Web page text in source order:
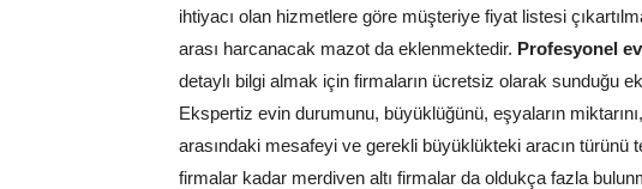
ihtiyacı olan hizmetlere göre müşteriye fiyat listesi
arası harcanacak mazot da eklenmektedir. Profesyonel
detaylı bilgi almak için firmaların ücretsiz olarak sunduğu
Ekspertiz evin durumunu, büyüklüğünü, eşyaların
arasındaki mesafeyi ve gerekli büyüklükteki aracın
firmalar kadar merdiven altı firmalar da oldukça fazla